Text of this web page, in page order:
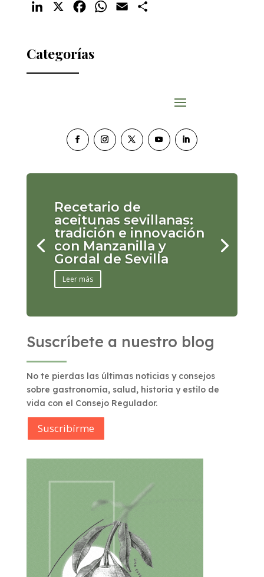
LinkedIn FacebookWhatsApp
Email
Categorías
Recetario de
aceitunas sevillanas:
tradición e innovación
con Manzanilla y
Gordal de Sevilla
Leer más
Suscríbete a nuestro blog
No te pierdas las últimas noticias y consejos
sobre gastronomía, salud, historia y estilo de
vida con el Consejo Regulador.
Suscribírme